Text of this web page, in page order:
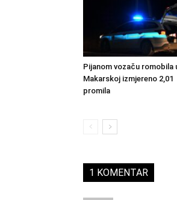
Pijanom vozaču romobila
Makarskoj izmjereno 2,01
promila
1 KOMENTAR